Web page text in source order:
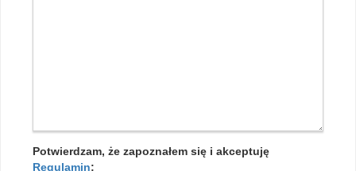
Potwierdzam, że zapoznałem się i akceptuję
Regulamin: